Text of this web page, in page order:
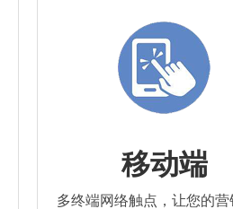
移动端
多终端网络触点，让您的营